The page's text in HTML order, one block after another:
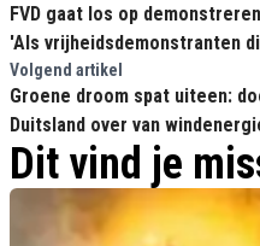
FVD gaat los op
'Als vrijheidsdemonstranten
Volgend artikel
Groene droom spat uiteen:
Duitsland over van
Dit vind je